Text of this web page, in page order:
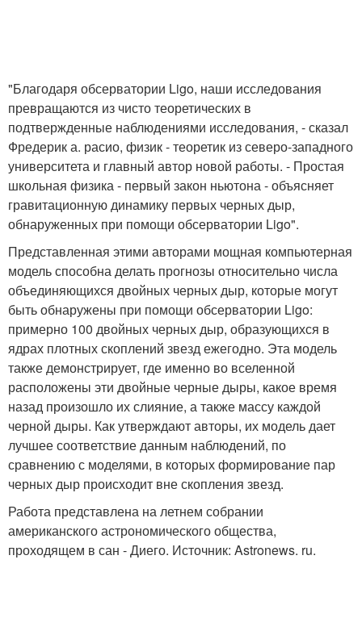
"Благодаря обсерватории Ligo, наши исследования
превращаются из чисто теоретических в
подтвержденные наблюдениями исследования, - сказал
Фредерик а. расио, физик - теоретик из северо-западного
университета и главный автор новой работы. - Простая
школьная физика - первый закон ньютона - объясняет
гравитационную динамику первых черных дыр,
обнаруженных при помощи обсерватории Ligo".
Представленная этими авторами мощная компьютерная
модель способна делать прогнозы относительно числа
объединяющихся двойных черных дыр, которые могут
быть обнаружены при помощи обсерватории Ligo:
примерно 100 двойных черных дыр, образующихся в
ядрах плотных скоплений звезд ежегодно. Эта модель
также демонстрирует, где именно во вселенной
расположены эти двойные черные дыры, какое время
назад произошло их слияние, а также массу каждой
черной дыры. Как утверждают авторы, их модель дает
лучшее соответствие данным наблюдений, по
сравнению с моделями, в которых формирование пар
черных дыр происходит вне скопления звезд.
Работа представлена на летнем собрании
американского астрономического общества,
проходящем в сан - Диего. Источник: Astronews. ru.